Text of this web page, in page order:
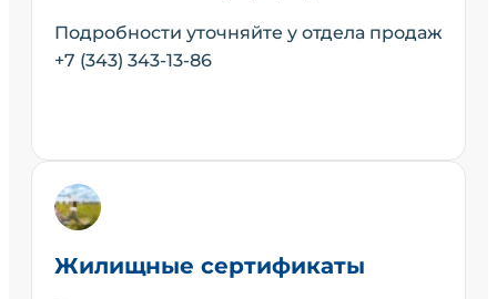
Подробности уточняйте у отдела продаж
+7 (343) 343-13-86
Жилищные сертификаты